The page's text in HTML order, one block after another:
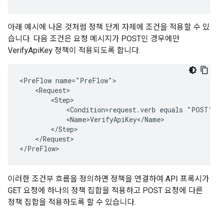
아래 예시에 나온 것처럼 정책 단계 자체에 조건을 적용할 수 있
습니다. 다음 조건은 요청 메시지가 POST인 경우에만
VerifyApiKey 정책이 적용되도록 합니다.
<PreFlow name="PreFlow">
    <Request>
        <Step>
<Condition>request.verb equals
            <Name>VerifyApiKey</Name>
        </Step>
    </Request>
</PreFlow>
이러한 조건부 흐름을 정의하면 정책을 연결하여 API 프록시가
GET 요청에 하나의 정책 집합을 적용하고 POST 요청에 다른
정책 집합을 적용하도록 할 수 있습니다.